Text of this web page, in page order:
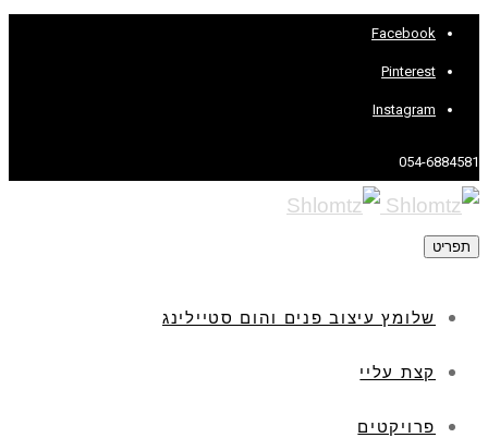
Facebook
Pinterest
Instagram
054-6884581
תפריט
שלומץ עיצוב פנים והום סטיילינג
קצת עליי
פרויקטים